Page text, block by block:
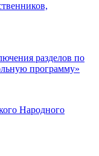
разделов по
программу»
Народного